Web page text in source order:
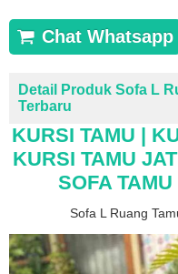
Chat Whatsapp
Detail Produk Sofa L
Terbaru
KURSI TAMU |
KURSI TAMU
SOFA
Sofa L Ruang